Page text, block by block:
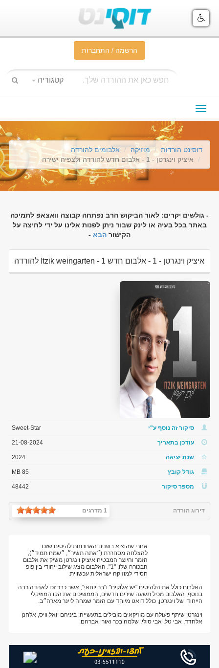
הרשמה / התחברות
קטגוריה
תפריט
ניווט
דוסינט הורדות מוזיקה
אלבומים להורדה
איציק וינגרטן - 1 - אלבום חדש להורדה ולצפיה ישירה
- גולשים יקרים: לאור הביקוש הרב נפתחה קבוצה וואצאפ לתמיכה
באתר בכל בעיה או לינק שבור ניתן לפנות אלינו על ידי לחיצה על
הקישור הבא -
איציק וינגרטן - 1 - אלבום חדש Itzik weingarten - 1 להורדה
ולצפיה ישירה
סיקור זה נוסף ע"י Sweet-Star
עודכן בתאריך 21-08-2024
שנת יציאה 2024
גודל קובץ 85 MB
מספר סיקור 48442
1 מדרגים דירוג הורדה
אחרי שהוציא בשנים האחרונות להיטים שזכו
להצלחה מסחררת (״אתה תשיר״, ״שמח תמיד״),
הזמר והיוצר המבטיח איציק וינגרטן משיק את אלבום
הבכורה שלו, "1". האלבום מציג שילוב ייחודי בין פופ
חסידי למוזיקה ישראלית עכשווית.
האלבום כולל את הלהיטים "יש אלוקים" ו"בר יוחאי", אשר כבר זכו לאהדה רבה.
בנוסף, האלבום מכיל תשעה שירים חדשים, הממשיכים את הקו המוזיקלי
הייחודי של וינגרטן, כולל דואט מיוחד עם הזמר שמחה ליינר מארה״ב.
וינגרטן שיתף פעולה עם מוזיקאים מובילים בתעשייה, ביניהם יואל וויס, אלחנן
אלחדד, אבי טל, אבי סולי, שלמה בכר ואורי אברהם.